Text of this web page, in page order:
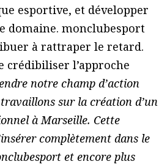
esportive, et développer
domaine. monclubesport
à rattraper le retard.
crédibiliser l’approche
notre champ d’action
sur la création d’un
à Marseille. Cette
complètement dans le
et encore plus